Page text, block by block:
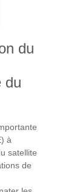
du
du
à
satellite
de